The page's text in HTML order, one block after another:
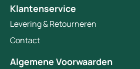
Klantenservice
Levering & Retourneren
Contact
Algemene Voorwaarden